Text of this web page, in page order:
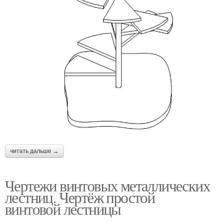
читать дальше →
Чертежи винтовых металлических
лестниц. Чертёж простой
винтовой лестницы